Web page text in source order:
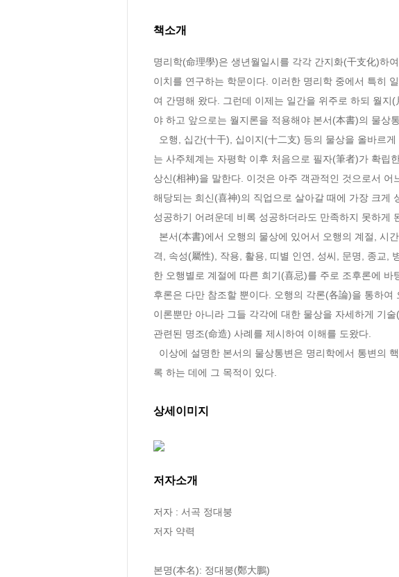
책소개
명리학(命理學)은 생년월일시를 각각 간지화(干支化)하
이치를 연구하는 학문이다. 이러한 명리학 중에서 특히
여 간명해 왔다. 그런데 이제는 일간을 위주로 하되 월
야 하고 앞으로는 월지론을 적용해야 본서(本書)의 물상
는 사주체계는 자평학 이후 처음으로 필자(筆者)가 확립
상신(相神)을 말한다. 이것은 아주 객관적인 것으로서
해당되는 희신(喜神)의 직업으로 살아갈 때에 가장 크게
성공하기 어려운데 비록 성공하더라도 만족하지 못하게
격, 속성(屬性), 작용, 활용, 띠별 인연, 성씨, 문명, 종교,
한 오행별로 계절에 따른 희기(喜忌)를 주로 조후론에
후론은 다만 참조할 뿐이다. 오행의 각론(各論)을 통하
이론뿐만 아니라 그들 각각에 대한 물상을 자세하게 기
관련된 명조(命造) 사례를 제시하여 이해를 도왔다.
록 하는 데에 그 목적이 있다.
상세이미지
저자소개
저자 : 서곡 정대붕
저자 약력
본명(本名): 정대붕(鄭大鵬)